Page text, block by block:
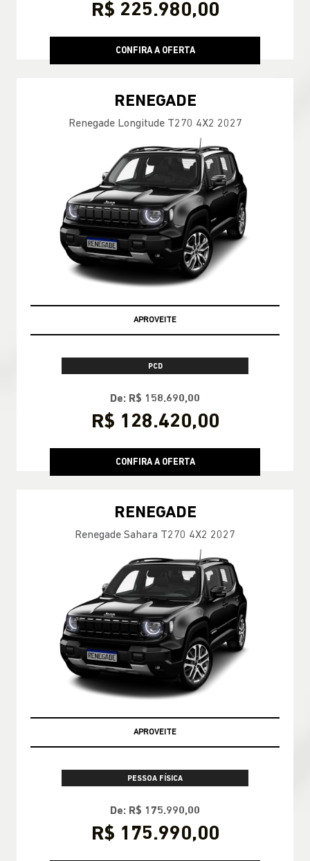
R$ 225.980,00
CONFIRA A OFERTA
RENEGADE
Renegade Longitude T270 4X2 2027
APROVEITE
PCD
De: R$ 158.690,00
R$ 128.420,00
CONFIRA A OFERTA
RENEGADE
Renegade Sahara T270 4X2 2027
APROVEITE
PESSOA FÍSICA
De: R$ 175.990,00
R$ 175.990,00